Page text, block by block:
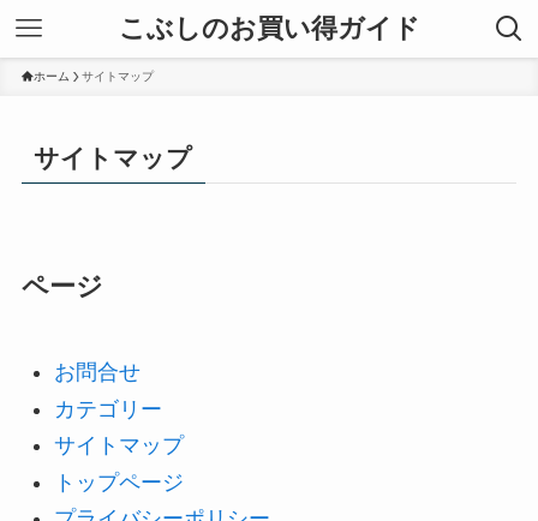
こぶしのお買い得ガイド
ホーム サイトマップ
サイトマップ
ページ
お問合せ
カテゴリー
サイトマップ
トップページ